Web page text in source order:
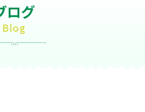
ログ
Blog